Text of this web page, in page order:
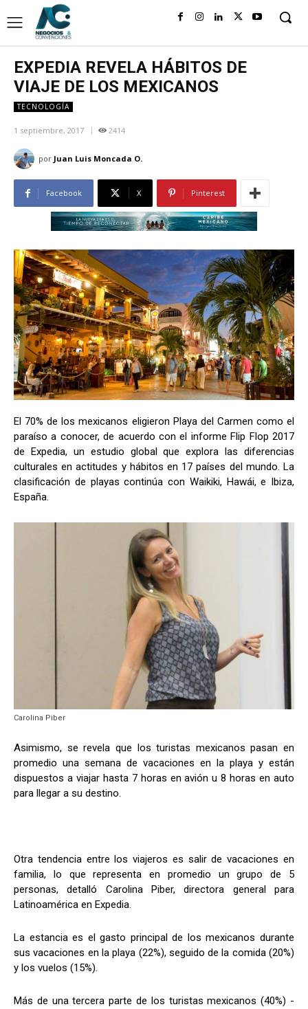
EXPEDIA REVELA HÁBITOS DE
VIAJE DE LOS MEXICANOS
TECNOLOGÍA
1 septiembre, 2017 2414
por Juan Luis Moncada O.
Facebook X Pinterest
El 70% de los mexicanos eligieron Playa del Carmen como el
paraíso a conocer, de acuerdo con el informe Flip Flop 2017
de Expedia, un estudio global que explora las diferencias
culturales en actitudes y hábitos en 17 países del mundo. La
clasificación de playas continúa con Waikiki, Hawái, e Ibiza,
España.
Carolina Piber
Asimismo, se revela que los turistas mexicanos pasan en
promedio una semana de vacaciones en la playa y están
dispuestos a viajar hasta 7 horas en avión u 8 horas en auto
para llegar a su destino.
Otra tendencia entre los viajeros es salir de vacaciones en
familia, lo que representa en promedio un grupo de 5
personas, detalló Carolina Piber, directora general para
Latinoamérica en Expedia.
La estancia es el gasto principal de los mexicanos durante
sus vacaciones en la playa (22%), seguido de la comida (20%)
y los vuelos (15%).
Más de una tercera parte de los turistas mexicanos (40%) -